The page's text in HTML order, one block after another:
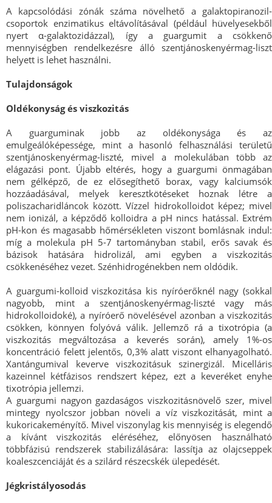
A kapcsolódási zónák száma növelhető a galaktopiranozil-
csoportok enzimatikus eltávolításával (például hüvelyesekből
nyert α-galaktozidázzal), így a guargumit a csökkenő
mennyiségben rendelkezésre álló szentjánoskenyérmag-liszt
helyett is lehet használni.
Tulajdonságok
Oldékonyság és viszkozitás
A guarguminak jobb az oldékonysága és az
emulgeálóképessége, mint a hasonló felhasználási területű
szentjánoskenyérmag-liszté, mivel a molekulában több az
elágazási pont. Újabb eltérés, hogy a guargumi önmagában
nem gélképző, de ez elősegíthető borax, vagy kalciumsók
hozzáadásával, melyek keresztkötéseket hoznak létre a
poliszacharidláncok között. Vízzel hidrokolloidot képez; mivel
nem ionizál, a képződő kolloidra a pH nincs hatással. Extrém
pH-kon és magasabb hőmérsékleten viszont bomlásnak indul:
míg a molekula pH 5-7 tartományban stabil, erős savak és
bázisok hatására hidrolizál, ami egyben a viszkozitás
csökkenéséhez vezet. Szénhidrogénekben nem oldódik.
A guargumi-kolloid viszkozitása kis nyíróerőknél nagy (sokkal
nagyobb, mint a szentjánoskenyérmag-liszté vagy más
hidrokolloidoké), a nyíróerő növelésével azonban a viszkozitás
csökken, könnyen folyóvá válik. Jellemző rá a tixotrópia (a
viszkozitás megváltozása a keverés során), amely 1%-os
koncentráció felett jelentős, 0,3% alatt viszont elhanyagolható.
Xantángumival keverve viszkozitásuk szinergizál. Micelláris
kazeinnel kétfázisos rendszert képez, ezt a keveréket enyhe
tixotrópia jellemzi.
A guargumi nagyon gazdaságos viszkozitásnövelő szer, mivel
mintegy nyolcszor jobban növeli a víz viszkozitását, mint a
kukoricakeményítő. Mivel viszonylag kis mennyiség is elegendő
a kívánt viszkozitás eléréséhez, előnyösen használható
többfázisú rendszerek stabilizálására: lassítja az olajcseppek
koaleszcenciáját és a szilárd részecskék ülepedését.
Jégkristályosodás